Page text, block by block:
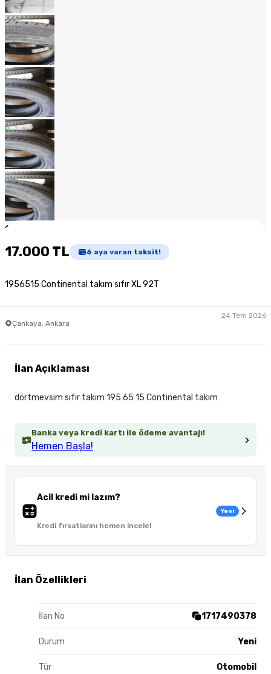
1
17.000 TL 6 aya varan taksit!
1956515 Continental takım sıfır XL 92T
Çankaya, Ankara
24 Tem 2026
Banka veya kredi kartı ile ödeme avantajı!
Hemen Başla!
Acil kredi mi lazım?
Kredi fırsatlarını hemen incele!
Yeni
İlan Özellikleri
İlan No 1717490378
Durum Yeni
Tür Otomobil
İlan Açıklaması
dörtmevsim sıfır takım 195 65 15 Continental takım